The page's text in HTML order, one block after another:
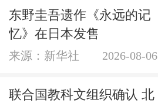
东野圭吾遗作《永远的记
忆》在日本发售
来源：新华社 2026-08-06
联合国教科文组织确认 北